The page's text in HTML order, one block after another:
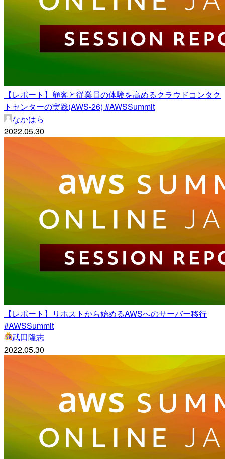
【レポート】顧客と従業員の体験を高めるクラウドコンタク
トセンターの実践(AWS-26) #AWSSummit
なかはら
2022.05.30
【レポート】リホストから始めるAWSへのサーバー移行
#AWSSummit
武田隆志
2022.05.30